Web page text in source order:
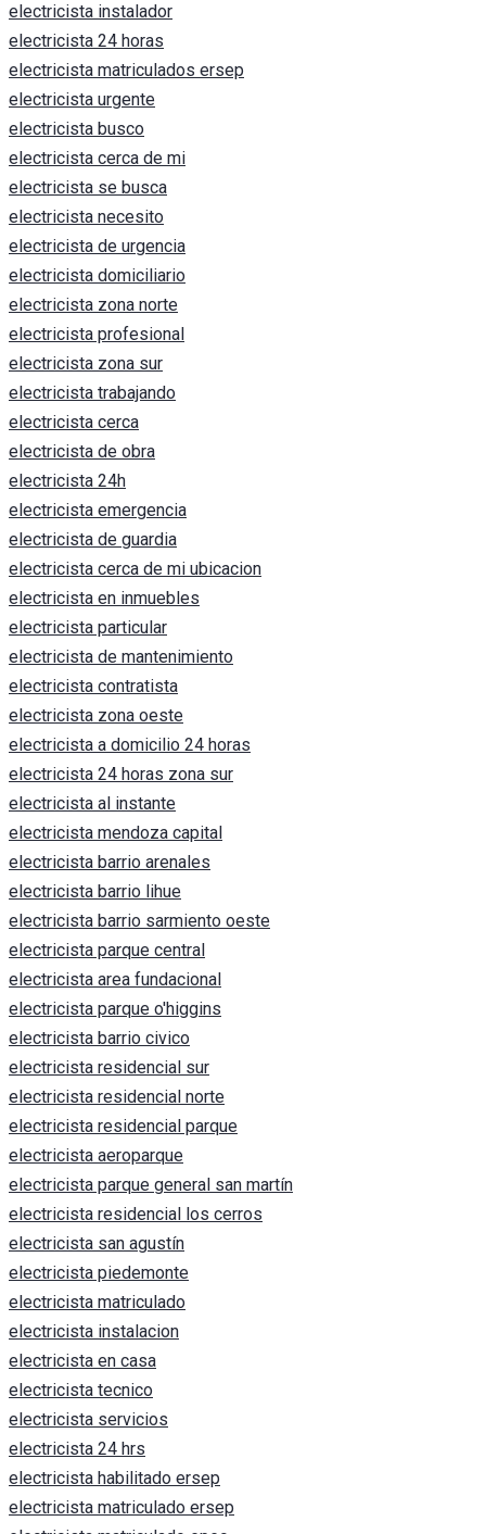
electricista instalador
electricista 24 horas
electricista matriculados ersep
electricista urgente
electricista busco
electricista cerca de mi
electricista se busca
electricista necesito
electricista de urgencia
electricista domiciliario
electricista zona norte
electricista profesional
electricista zona sur
electricista trabajando
electricista cerca
electricista de obra
electricista 24h
electricista emergencia
electricista de guardia
electricista cerca de mi ubicacion
electricista en inmuebles
electricista particular
electricista de mantenimiento
electricista contratista
electricista zona oeste
electricista a domicilio 24 horas
electricista 24 horas zona sur
electricista al instante
electricista mendoza capital
electricista barrio arenales
electricista barrio lihue
electricista barrio sarmiento oeste
electricista parque central
electricista area fundacional
electricista parque o'higgins
electricista barrio civico
electricista residencial sur
electricista residencial norte
electricista residencial parque
electricista aeroparque
electricista parque general san martín
electricista residencial los cerros
electricista san agustín
electricista piedemonte
electricista matriculado
electricista instalacion
electricista en casa
electricista tecnico
electricista servicios
electricista 24 hrs
electricista habilitado ersep
electricista matriculado ersep